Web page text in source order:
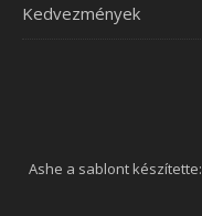
Kedvezmények
Ashe a sablont készítette: